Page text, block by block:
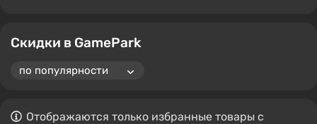
Скидки в GamePark
Отображаются только избранные товары с